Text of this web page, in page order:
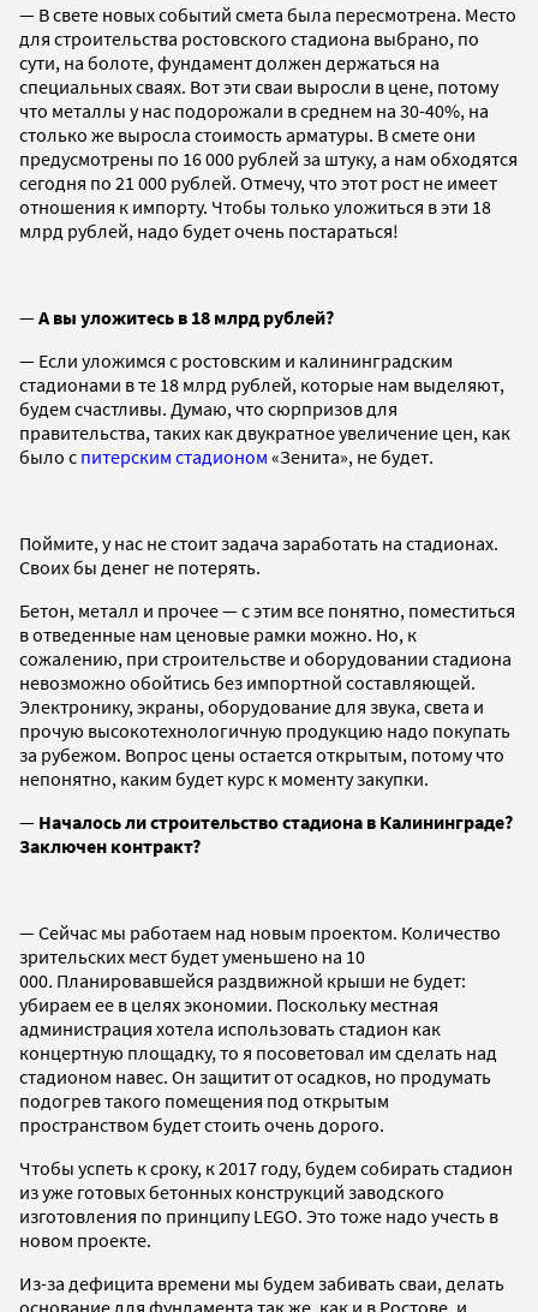
— В свете новых событий смета была пересмотрена. Место
для строительства ростовского стадиона выбрано, по
сути, на болоте, фундамент должен держаться на
специальных сваях. Вот эти сваи выросли в цене, потому
что металлы у нас подорожали в среднем на 30-40%, на
столько же выросла стоимость арматуры. В смете они
предусмотрены по 16 000 рублей за штуку, а нам обходятся
сегодня по 21 000 рублей. Отмечу, что этот рост не имеет
отношения к импорту. Чтобы только уложиться в эти 18
млрд рублей, надо будет очень постараться!
—А вы уложитесь в 18 млрд рублей?
— Если уложимся с ростовским и калининградским
стадионами в те 18 млрд рублей, которые нам выделяют,
будем счастливы. Думаю, что сюрпризов для
правительства, таких как двукратное увеличение цен, как
было с питерским стадионом «Зенита», не будет.
Поймите, у нас не стоит задача заработать на стадионах.
Своих бы денег не потерять.
Бетон, металл и прочее — с этим все понятно, поместиться
в отведенные нам ценовые рамки можно. Но, к
сожалению, при строительстве и оборудовании стадиона
невозможно обойтись без импортной составляющей.
Электронику, экраны, оборудование для звука, света и
прочую высокотехнологичную продукцию надо покупать
за рубежом. Вопрос цены остается открытым, потому что
непонятно, каким будет курс к моменту закупки.
— Началось ли строительство стадиона в Калининграде?
Заключен контракт?
— Сейчас мы работаем над новым проектом. Количество
зрительских мест будет уменьшено на 10
000. Планировавшейся раздвижной крыши не будет:
убираем ее в целях экономии. Поскольку местная
администрация хотела использовать стадион как
концертную площадку, то я посоветовал им сделать над
стадионом навес. Он защитит от осадков, но продумать
подогрев такого помещения под открытым
пространством будет стоить очень дорого.
Чтобы успеть к сроку, к 2017 году, будем собирать стадион
из уже готовых бетонных конструкций заводского
изготовления по принципу LEGO. Это тоже надо учесть в
новом проекте.
Из-за дефицита времени мы будем забивать сваи, делать
основание для фундамента так же, как и в Ростове, и